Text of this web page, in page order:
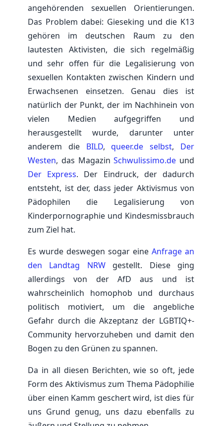
angehörenden sexuellen Orientierungen.
Das Problem dabei: Gieseking und die K13
gehören im deutschen Raum zu den
lautesten Aktivisten, die sich regelmäßig
und sehr offen für die Legalisierung von
sexuellen Kontakten zwischen Kindern und
Erwachsenen einsetzen. Genau dies ist
natürlich der Punkt, der im Nachhinein von
vielen Medien aufgegriffen und
herausgestellt wurde, darunter unter
anderem die BILD,queer.de selbst, Der
Westen, das MagazinSchwulissimo.de und
Der Express. Der Eindruck, der dadurch
entsteht, ist der, dass jeder Aktivismus von
Pädophilen die Legalisierung von
Kinderpornographie und Kindesmissbrauch
zum Ziel hat.
Es wurde deswegen sogar eine Anfrage an
den Landtag NRWgestellt. Diese ging
allerdings von der AfD aus und ist
wahrscheinlich homophob und durchaus
politisch motiviert, um die angebliche
Gefahr durch die Akzeptanz der LGBTIQ+-
Community hervorzuheben und damit den
Bogen zu den Grünen zu spannen.
Da in all diesen Berichten, wie so oft, jede
Form des Aktivismus zum Thema Pädophilie
über einen Kamm geschert wird, ist dies für
uns Grund genug, uns dazu ebenfalls zu